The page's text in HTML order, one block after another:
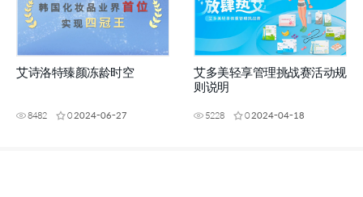
艾诗洛特臻颜冻龄时空
8482 02024-06-27
艾多美轻享管理挑战赛活动规
则说明
5228 02024-04-18